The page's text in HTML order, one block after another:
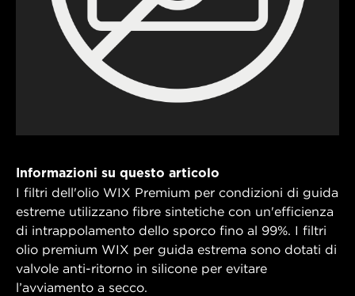
Informazioni su questo articolo
I filtri dell'olio WIX Premium per condizioni di guida
estreme utilizzano fibre sintetiche con un'efficienza
di intrappolamento dello sporco fino al 99%. I filtri
olio premium WIX per guida estrema sono dotati di
valvole anti-ritorno in silicone per evitare
l’avviamento a secco.